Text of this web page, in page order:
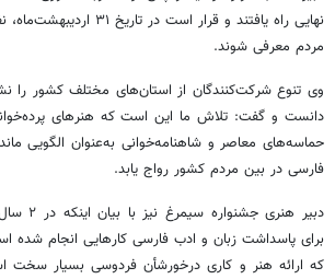
نهایی راه یافتند و قرار است
مردم معرفی شوند.
وی تنوع شرکت‌کنندگان از استان‌های مختلف کشور را
دانست و گفت: تلاش ما این است که هنرهای
حماسه‌های معاصر و شاهنامه‌خوانی به‌عنوان الگویی
فارسی در بین مردم کشور رواج یابد.
دبیر
برای پاسداشت زبان و ادب فارسی کارهایی انجام شده
که ارائه هنر و کاری درخورشأن فردوسی بسیار سخت